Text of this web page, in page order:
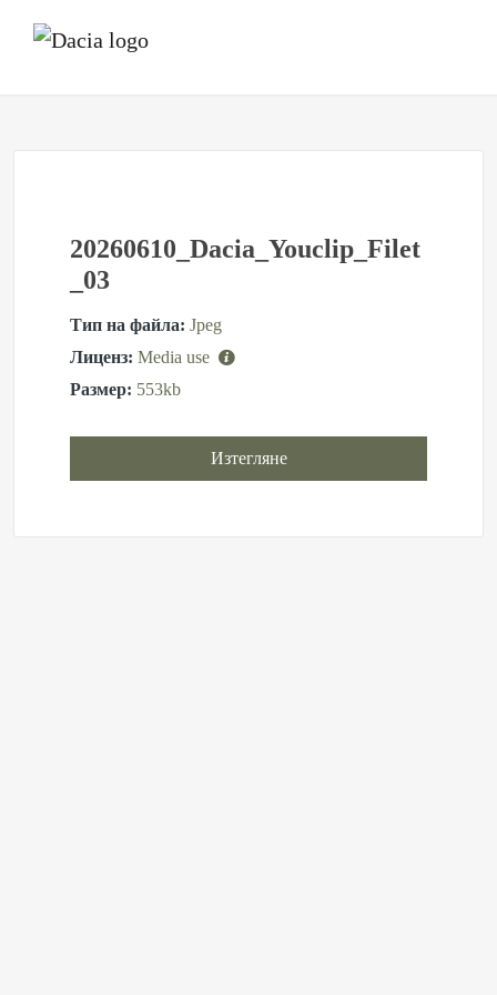
20260610_Dacia_Youclip_Filet
_03
Тип на файла: Jpeg
Лиценз: Media use
Размер: 553kb
Изтегляне